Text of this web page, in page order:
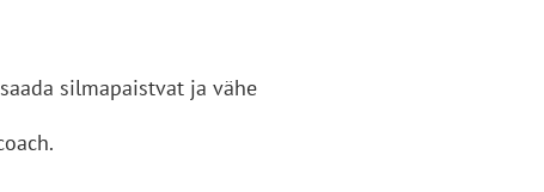
silmapaistvat ja vähe